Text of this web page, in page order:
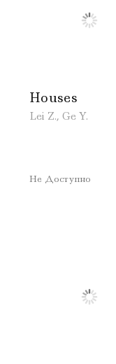
Houses
Lei Z., Ge Y.
Не Доступно